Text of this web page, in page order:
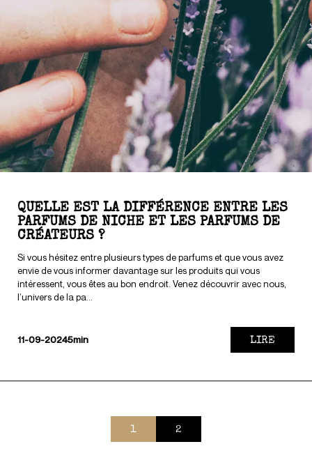
QUELLE EST LA DIFFÉRENCE ENTRE LES
PARFUMS DE NICHE ET LES PARFUMS DE
CRÉATEURS ?
Si vous hésitez entre plusieurs types de parfums et que vous avez
envie de vous informer davantage sur les produits qui vous
intéressent, vous êtes au bon endroit. Venez découvrir avec nous,
l’univers de la pa...
11-09-20245min LIRE
1 2